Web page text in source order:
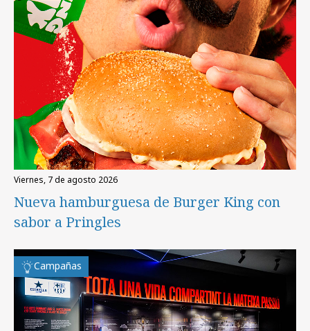
viernes, 7 de agosto 2026
Nueva hamburguesa de Burger King con
sabor a Pringles
Campañas